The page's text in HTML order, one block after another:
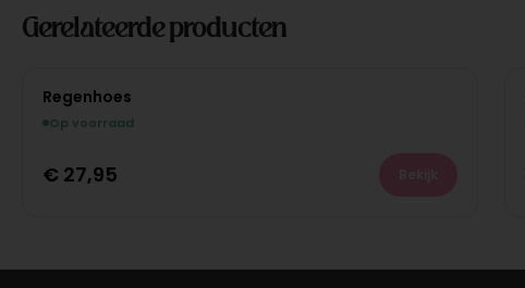
Gerelateerde producten
Regenhoes
Op voorraad
€ 27,95